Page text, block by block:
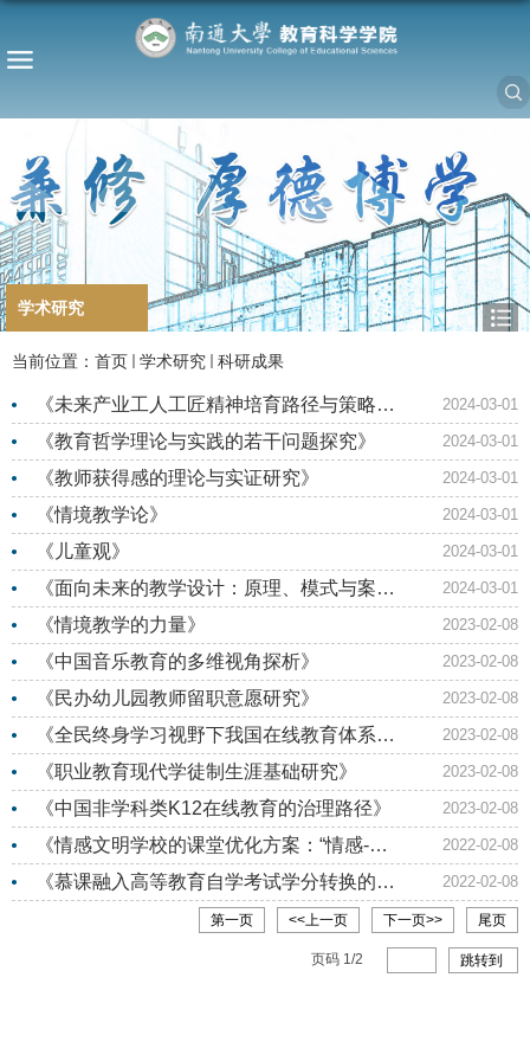
学术研究
当前位置： 首页 学术研究 科研成果
《未来产业工人工匠精神培育路径与策略研
究》
2024-03-01
《教育哲学理论与实践的若干问题探究》 2024-03-01
《教师获得感的理论与实证研究》 2024-03-01
《情境教学论》 2024-03-01
《儿童观》 2024-03-01
《面向未来的教学设计：原理、模式与案
例》
2024-03-01
《情境教学的力量》 2023-02-08
《中国音乐教育的多维视角探析》 2023-02-08
《民办幼儿园教师留职意愿研究》 2023-02-08
《全民终身学习视野下我国在线教育体系的
构建研究》
2023-02-08
《职业教育现代学徒制生涯基础研究》 2023-02-08
《中国非学科类K12在线教育的治理路径》 2023-02-08
《情感文明学校的课堂优化方案：“情感-交
往”型课堂行动手册》
2022-02-08
《慕课融入高等教育自学考试学分转换的理
2022-02-08
第一页 <<上一页 下一页>> 尾页
页码 1/2 跳转到